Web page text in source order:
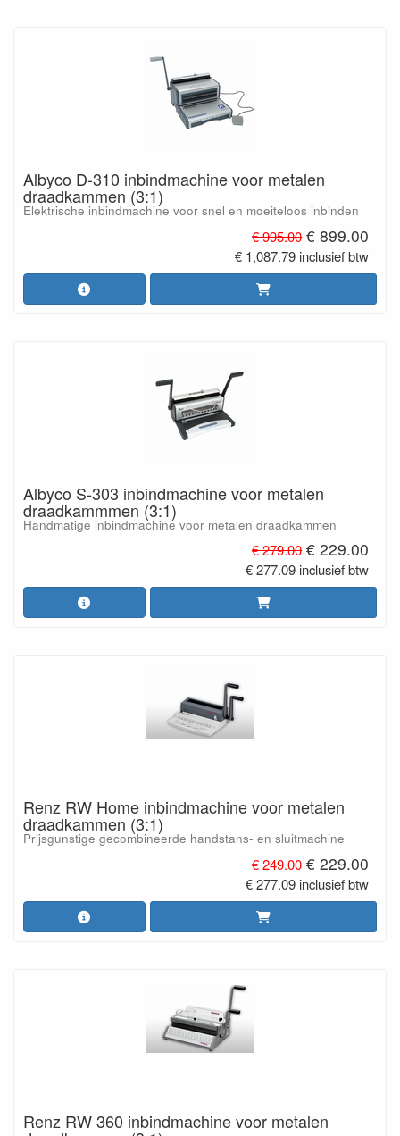
Albyco D-310 inbindmachine voor metalen
draadkammen (3:1)
Elektrische inbindmachine voor snel en moeiteloos inbinden
€ 995.00 € 899.00
€ 1,087.79 inclusief btw
Albyco S-303 inbindmachine voor metalen
draadkammmen (3:1)
Handmatige inbindmachine voor metalen draadkammen
€ 279.00 € 229.00
€ 277.09 inclusief btw
Renz RW Home inbindmachine voor metalen
draadkammen (3:1)
Prijsgunstige gecombineerde handstans- en sluitmachine
€ 249.00 € 229.00
€ 277.09 inclusief btw
Renz RW 360 inbindmachine voor metalen